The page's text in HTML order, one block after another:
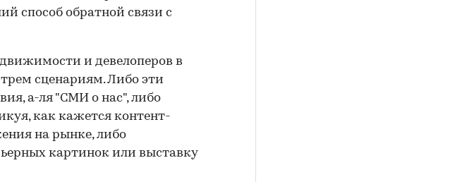
способ обратной связи с
и девелоперов в
сценариям. Либо эти
а-ля "СМИ о нас", либо
как кажется контент-
на рынке, либо
картинок или выставку